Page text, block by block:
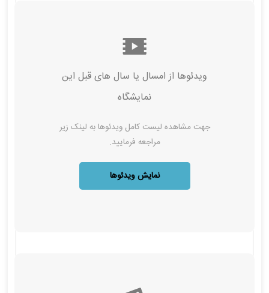
ویدئوها از امسال‌ یا سال های قبل این
نمایشگاه
جهت مشاهده لیست کامل ویدئوها به لینک زیر
مراجعه فرمایید.
نمایش ویدئوها